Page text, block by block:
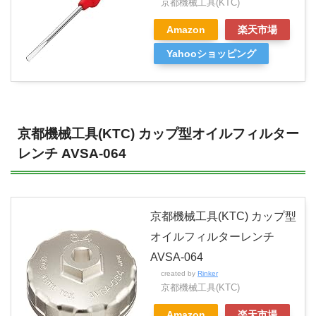
京都機械工具(KTC)
Amazon 楽天市場
Yahooショッピング
京都機械工具(KTC) カップ型オイルフィルター
レンチ AVSA-064
京都機械工具(KTC) カップ型
オイルフィルターレンチ
AVSA-064
created by Rinker
京都機械工具(KTC)